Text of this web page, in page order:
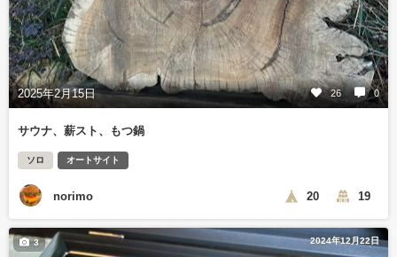
2025年2月15日 26 0
サウナ、薪スト、もつ鍋
ソロ オートサイト
norimo 20 19
2024年12月22日
3